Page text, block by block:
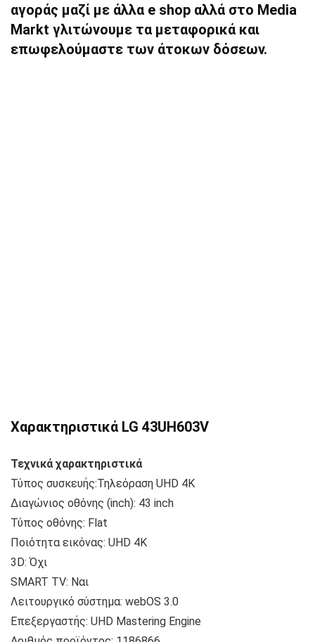
αγοράς μαζί με άλλα e shop αλλά στο Media
Markt γλιτώνουμε τα μεταφορικά και
επωφελούμαστε των άτοκων δόσεων.
Χαρακτηριστικά LG 43UH603V
Τεχνικά χαρακτηριστικά
Τύπος συσκευής:Τηλεόραση UHD 4K
Διαγώνιος οθόνης (inch): 43 inch
Τύπος οθόνης: Flat
Ποιότητα εικόνας: UHD 4K
3D: Όχι
SMART TV: Ναι
Λειτουργικό σύστημα: webOS 3.0
Επεξεργαστής: UHD Mastering Engine